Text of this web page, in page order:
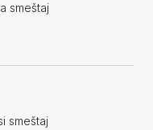
smeštaj
smeštaj